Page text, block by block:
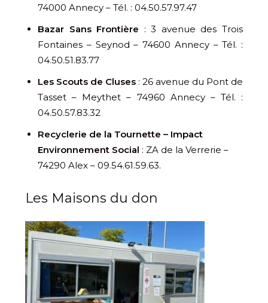
74000 Annecy – Tél. : 04.50.57.97.47
Bazar Sans Frontière : 3 avenue des Trois
Fontaines – Seynod – 74600 Annecy – Tél. :
04.50.51.83.77
Les Scouts de Cluses : 26 avenue du Pont de
Tasset – Meythet – 74960 Annecy – Tél. :
04.50.57.83.32
Recyclerie de la Tournette – Impact
Environnement Social : ZA de la Verrerie –
74290 Alex – 09.54.61.59.63.
Les Maisons du don